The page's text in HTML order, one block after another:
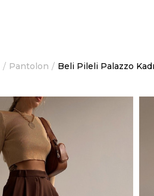
Pantolon Beli Pileli Palazzo